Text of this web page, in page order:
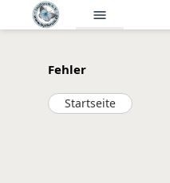
menu
Fehler
Startseite